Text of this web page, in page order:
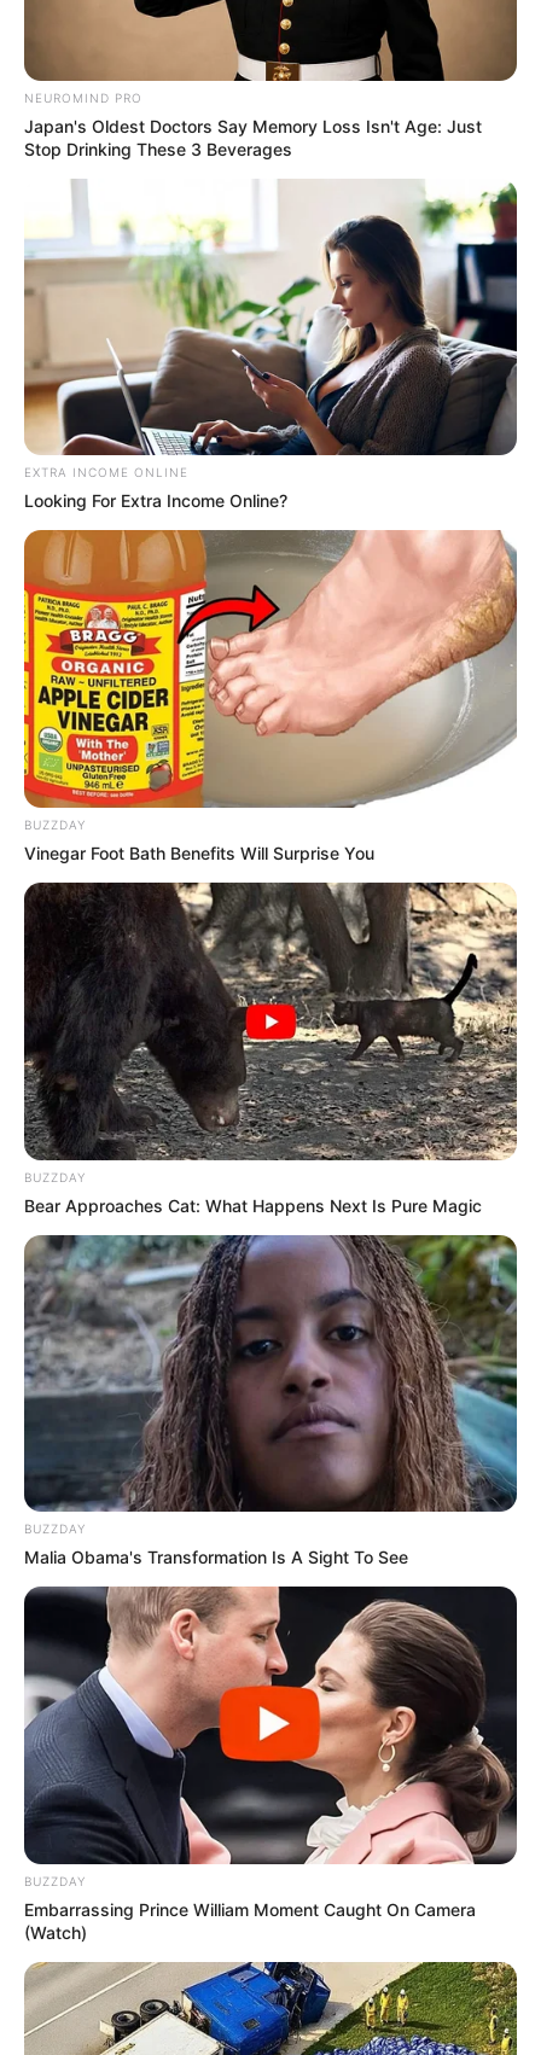
Pitacos de Lua
Cartões pop-up
Estes cartões em formatos de caixas também são
lembranças incríveis para surpreender no
Dia das
Mães. E, por serem de flores feitas com papel,
elas vão durar muito mais tempo.
MHM Crafts Handmade
Etsy
Etsy
NEUROMIND PRO
Japan's Oldest Doctors Say Memory Loss Isn't Age: Just
Stop Drinking These 3 Beverages
EXTRA INCOME ONLINE
Looking For Extra Income Online?
BUZZDAY
Vinegar Foot Bath Benefits Will Surprise You
BUZZDAY
Bear Approaches Cat: What Happens Next Is Pure Magic
BUZZDAY
Malia Obama's Transformation Is A Sight To See
BUZZDAY
Embarrassing Prince William Moment Caught On Camera
(Watch)